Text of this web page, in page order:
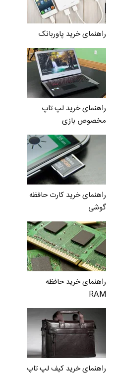
راهنمای خرید پاوربانک
راهنمای خرید لپ تاپ
مخصوص بازی
راهنمای خرید کارت حافظه
گوشی
راهنمای خرید حافظه
RAM
راهنمای خرید کیف لپ تاپ